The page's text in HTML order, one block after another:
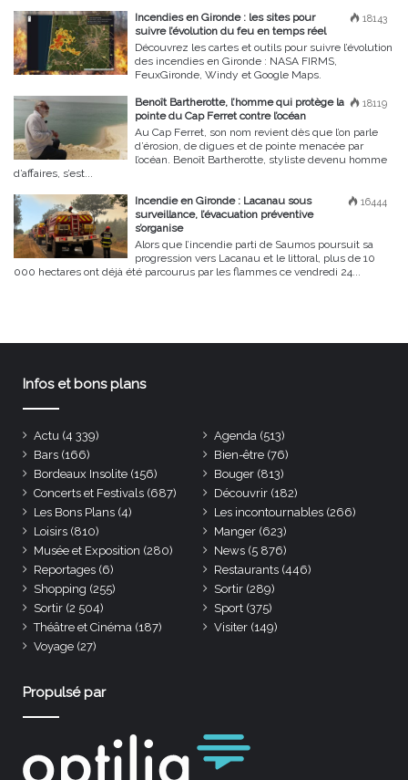
18143
Incendies en Gironde : les sites pour
suivre l’évolution du feu en temps réel
Découvrez les cartes et outils pour suivre l’évolution
des incendies en Gironde : NASA FIRMS,
FeuxGironde, Windy et Google Maps.
18119
Benoît Bartherotte, l’homme qui protège la
pointe du Cap Ferret contre l’océan
Au Cap Ferret, son nom revient dès que l’on parle
d’érosion, de digues et de pointe menacée par
l’océan. Benoît Bartherotte, styliste devenu homme
d’affaires, s’est...
16444
Incendie en Gironde : Lacanau sous
surveillance, l’évacuation préventive
s’organise
Alors que l’incendie parti de Saumos poursuit sa
progression vers Lacanau et le littoral, plus de 10
000 hectares ont déjà été parcourus par les flammes ce vendredi 24...
Infos et bons plans
Actu (4 339) Agenda (513)
Bars (166) Bien-être (76)
Bordeaux Insolite (156) Bouger (813)
Concerts et Festivals (687) Découvrir (182)
Les Bons Plans (4) Les incontournables (266)
Loisirs (810) Manger (623)
Musée et Exposition (280) News (5 876)
Reportages (6) Restaurants (446)
Shopping (255) Sortir (289)
Sortir (2 504) Sport (375)
Théâtre et Cinéma (187) Visiter (149)
Voyage (27)
Propulsé par